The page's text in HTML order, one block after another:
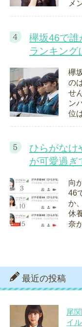
メ
欅坂46で誰
ランキング
欅
の
せ
ン
位
ひらがなけ
が可愛過ぎ
向
46
か
休
奈
最近の投稿
尾
イ